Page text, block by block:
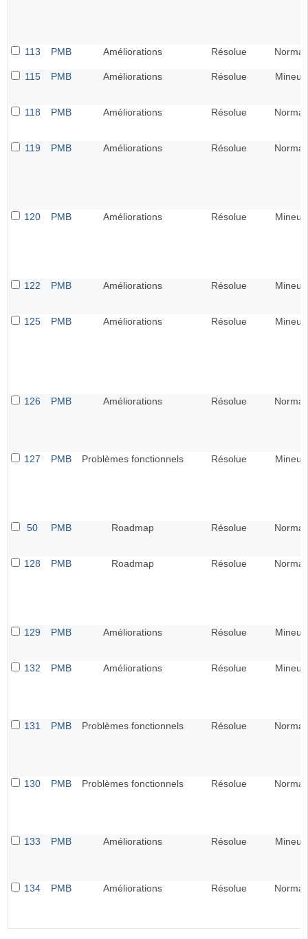
113 PMB Améliorations Résolue Normal
115 PMB Améliorations Résolue Mineur
118 PMB Améliorations Résolue Normal
119 PMB Améliorations Résolue Normal
120 PMB Améliorations Résolue Mineur
122 PMB Améliorations Résolue Mineur
125 PMB Améliorations Résolue Mineur
126 PMB Améliorations Résolue Normal
127 PMB Problèmes fonctionnels Résolue Mineur
50 PMB Roadmap Résolue Normal
128 PMB Roadmap Résolue Normal
129 PMB Améliorations Résolue Mineur
132 PMB Améliorations Résolue Mineur
131 PMB Problèmes fonctionnels Résolue Normal
130 PMB Problèmes fonctionnels Résolue Normal
133 PMB Améliorations Résolue Mineur
134 PMB Améliorations Résolue Normal